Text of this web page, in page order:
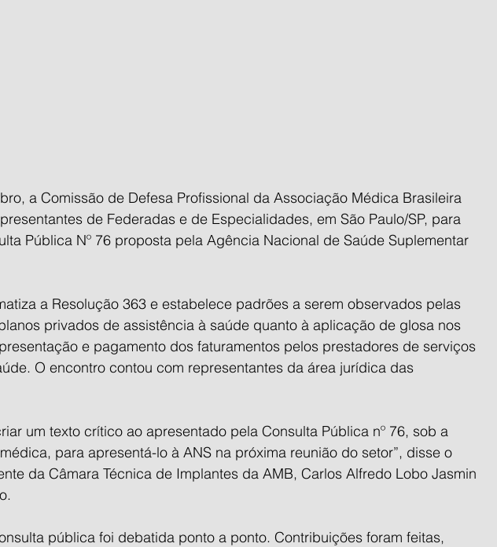
a Comissão de Defesa Profissional da Associação Médica Brasileira
de Federadas e de Especialidades, em São Paulo/SP, para
Pública Nº 76 proposta pela Agência Nacional de Saúde Suplementar
a Resolução 363 e estabelece padrões a serem observados pelas
privados de assistência à saúde quanto à aplicação de glosa nos
e pagamento dos faturamentos pelos prestadores de serviços
O encontro contou com representantes da área jurídica das
um texto crítico ao apresentado pela Consulta Pública nº 76, sob a
para apresentá-lo à ANS na próxima reunião do setor”, disse o
da Câmara Técnica de Implantes da AMB, Carlos Alfredo Lobo Jasmin
pública foi debatida ponto a ponto. Contribuições foram feitas,